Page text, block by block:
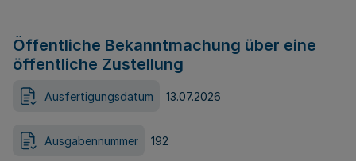
Öffentliche Bekanntmachung über eine
öffentliche Zustellung
Ausfertigungsdatum 13.07.2026
Ausgabennummer 192